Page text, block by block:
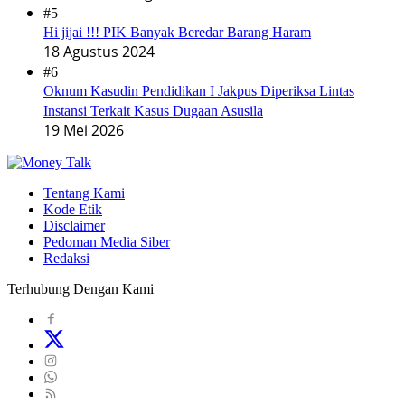
#5
Hi jijai !!! PIK Banyak Beredar Barang Haram
18 Agustus 2024
#6
Oknum Kasudin Pendidikan I Jakpus Diperiksa Lintas
Instansi Terkait Kasus Dugaan Asusila
19 Mei 2026
Tentang Kami
Kode Etik
Disclaimer
Pedoman Media Siber
Redaksi
Terhubung Dengan Kami